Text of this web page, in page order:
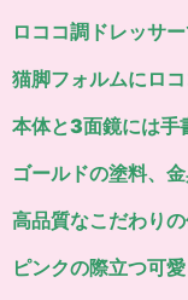
ロココ調ドレッサー
猫脚フォルムにロ
本体と3面鏡には手
ゴールドの塗料、
高品質なこだわりの
ピンクの際立つ可